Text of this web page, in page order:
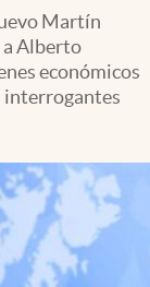
Martín
a Alberto
económicos
interrogantes